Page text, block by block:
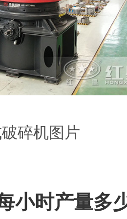
碎机图片
小时产量多